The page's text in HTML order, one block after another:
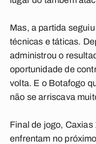
Mas, a partida
técnicas e táticas.
administrou o
oportunidade de
volta. E o Botafogo
não se arriscava
Final de jogo, Caxias
enfrentam no